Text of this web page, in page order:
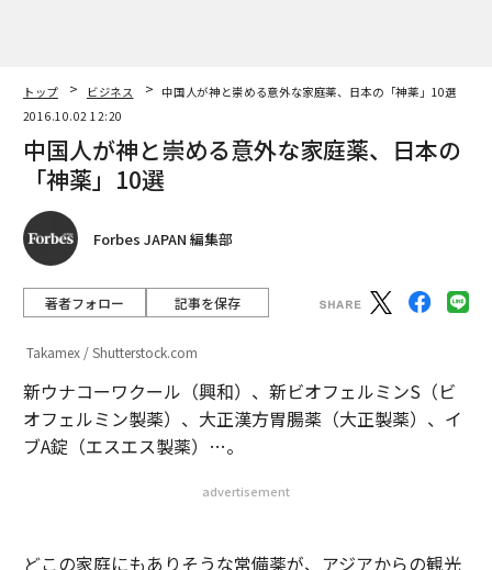
トップ ビジネス
中国人が神と崇める意外な家庭薬、日本の「神薬」10選
2016.10.02 12:20
中国人が神と崇める意外な家庭薬、日本の
「神薬」10選
Forbes JAPAN 編集部
著者フォロー 記事を保存
Takamex / Shutterstock.com
新ウナコーワクール（興和）、新ビオフェルミンS（ビ
オフェルミン製薬）、大正漢方胃腸薬（大正製薬）、イ
ブA錠（エスエス製薬）…。
advertisement
どこの家庭にもありそうな常備薬が、アジアからの観光